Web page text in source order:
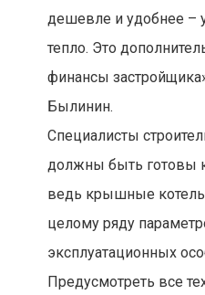
дешевле и удобнее –
тепло. Это
финансы
Былинин.
Специалисты
должны быть готовы
ведь крышные
целому ряду
эксплуатационных
Предусмотреть все